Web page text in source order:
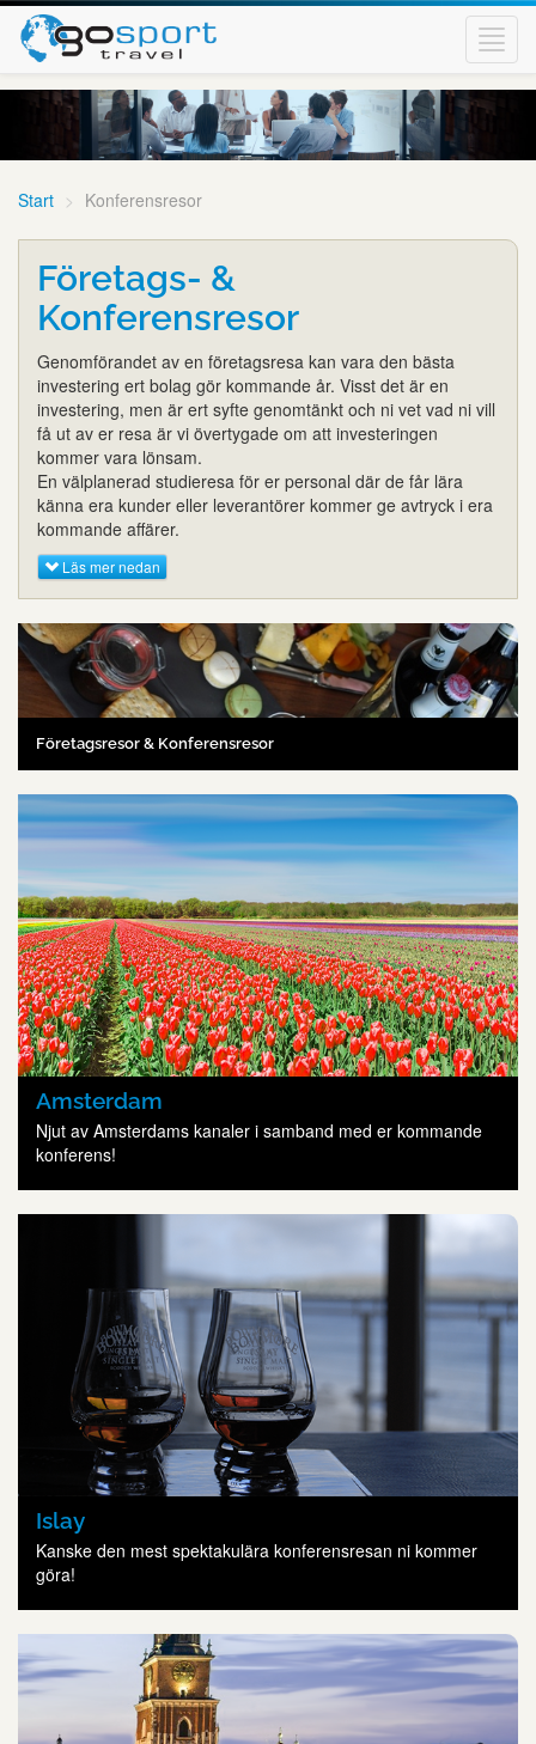
Start Konferensresor
Företags- &
Konferensresor
Genomförandet av en företagsresa kan vara den bästa
investering ert bolag gör kommande år. Visst det är en
investering, men är ert syfte genomtänkt och ni vet vad ni vill
få ut av er resa är vi övertygade om att investeringen
kommer vara lönsam.
En välplanerad studieresa för er personal där de får lära
känna era kunder eller leverantörer kommer ge avtryck i era
kommande affärer.
Läs mer nedan
Företagsresor & Konferensresor
Amsterdam
Njut av Amsterdams kanaler i samband med er kommande
konferens!
Islay
Kanske den mest spektakulära konferensresan ni kommer
göra!